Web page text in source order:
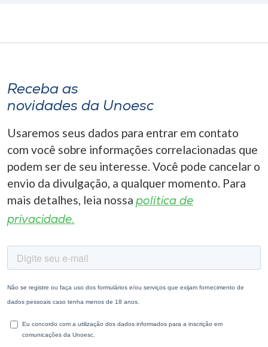
Receba as
novidades da Unoesc
Usaremos seus dados para entrar em contato
com você sobre informações correlacionadas que
podem ser de seu interesse. Você pode cancelar o
envio da divulgação, a qualquer momento. Para
mais detalhes, leia nossa política de
privacidade.